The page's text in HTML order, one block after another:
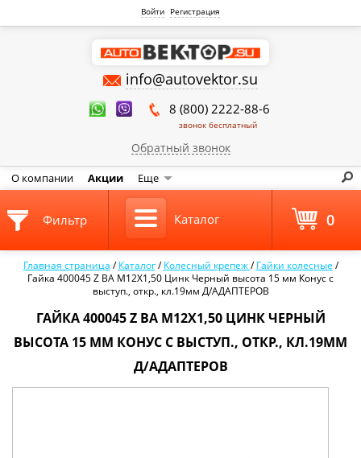
Войти Регистрация
info@autovektor.su
8 (800) 2222-88-6
звонок бесплатный
Обратный звонок
О компании Акции Еще
Главная страница /Каталог /Колесный крепеж/Гайки колесные /
Гайка 400045 Z BA M12X1,50 Цинк Черный высота 15 мм Конус с
выступ., откр., кл.19мм Д/АДАПТЕРОВ
ГАЙКА 400045 Z BA M12X1,50 ЦИНК ЧЕРНЫЙ
ВЫСОТА 15 ММ КОНУС С ВЫСТУП., ОТКР., КЛ.19ММ
Д/АДАПТЕРОВ
Фильтр Каталог 0